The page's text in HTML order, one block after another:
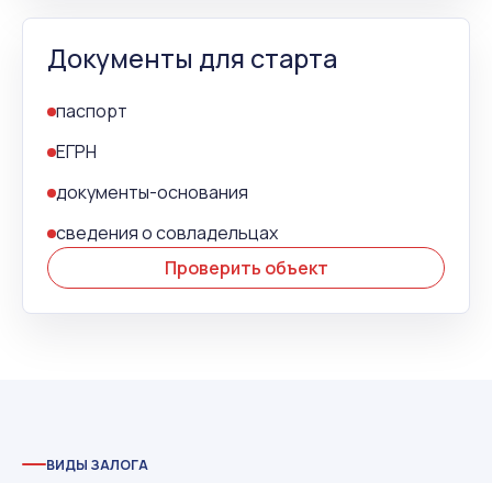
Документы для старта
паспорт
ЕГРН
документы-основания
сведения о совладельцах
Проверить объект
ВИДЫ ЗАЛОГА